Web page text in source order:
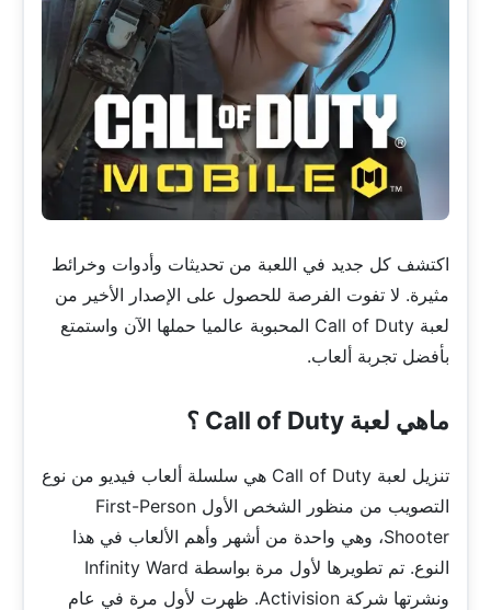
اكتشف كل جديد في اللعبة من تحديثات وأدوات وخرائط
مثيرة. لا تفوت الفرصة للحصول على الإصدار الأخير من
لعبة Call of Duty المحبوبة عالميا حملها الآن واستمتع
بأفضل تجربة ألعاب.
ماهي لعبة Call of Duty ؟
تنزيل لعبة Call of Duty هي سلسلة ألعاب فيديو من نوع
التصويب من منظور الشخص الأول First-Person
Shooter، وهي واحدة من أشهر وأهم الألعاب في هذا
النوع. تم تطويرها لأول مرة بواسطة Infinity Ward
ونشرتها شركة Activision. ظهرت لأول مرة في عام